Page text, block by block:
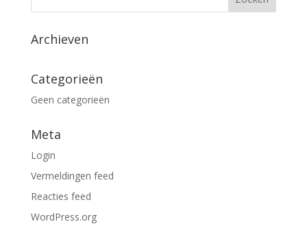
Archieven
Categorieën
Geen categorieën
Meta
Login
Vermeldingen feed
Reacties feed
WordPress.org